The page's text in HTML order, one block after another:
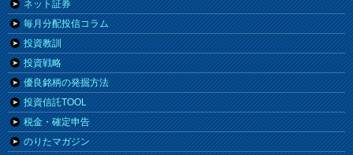
ネット証券
毎月分配投信コラム
投資教訓
投資戦略
優良銘柄の発掘方法
投資信託TOOL
税金・確定申告
のりたマガジン